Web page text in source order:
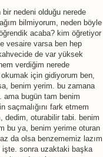
nedeni olduğu nerede
bilmiyorum, neden böyle
acaba? kim öğretiyor
vesaire varsa ben hep
de var yüksek
verdiğim nerede
için gidiyorum ben,
benim yerim. bu zamana
ama bugün tam benim
saçmalığını fark etmem
dedim, oturabilir tabi. benim
bu ya, benim yerime oturan
da olsa benzememiz lazım
işte. sonra uzaktaki başka